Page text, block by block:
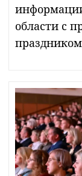
области с
праздником